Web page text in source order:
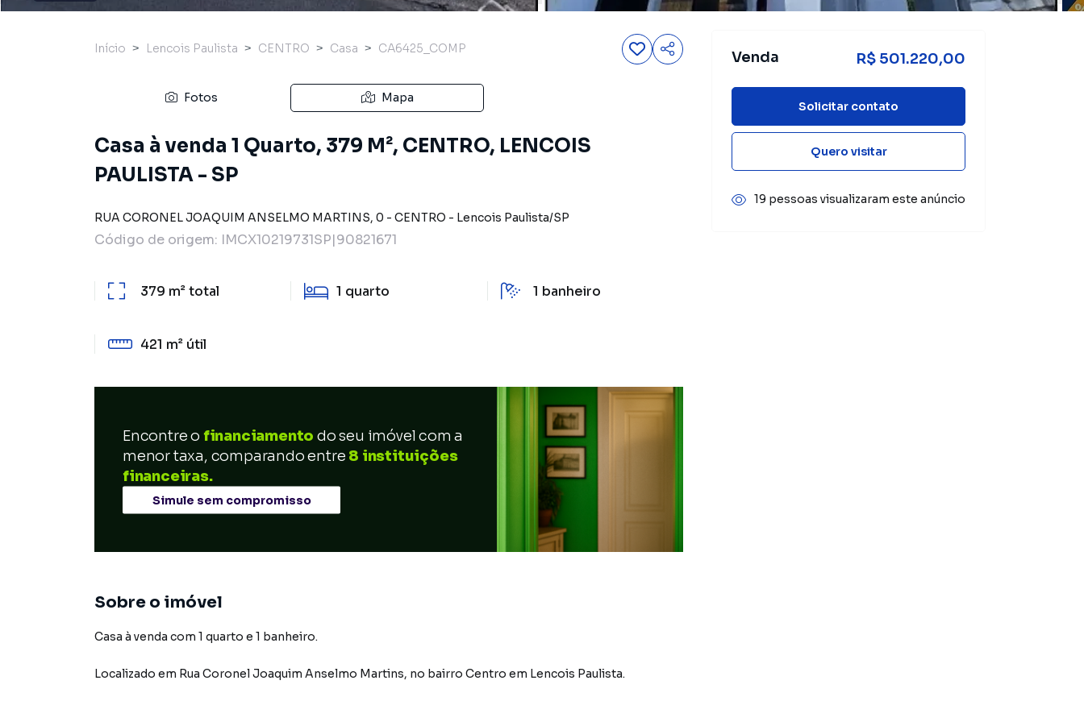
Início Lencois Paulista CENTRO Casa CA6425_COMP
Fotos Mapa
Casa à venda 1 Quarto, 379 M², CENTRO, LENCOIS
PAULISTA - SP
RUA CORONEL JOAQUIM ANSELMO MARTINS, 0 - CENTRO - Lencois Paulista/SP
Código de origem: IMCX10219731SP|90821671
379 m²total 1 quarto 1 banheiro
421 m² útil
Encontre o financiamento do seu imóvel com a
menor taxa, comparando entre 8 instituições
financeiras.
Simule sem compromisso
Sobre o imóvel
Casa à venda com 1 quarto e 1 banheiro.
Localizado em Rua Coronel Joaquim Anselmo Martins, no bairro Centro em Lencois Paulista.
Venda R$ 501.220,00
Solicitar contato
Quero visitar
19 pessoas visualizaram este anúncio